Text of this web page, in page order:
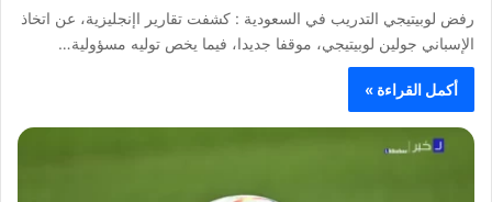
رفض لوبيتيجي التدريب في السعودية : كشفت تقارير اإنجليزية، عن اتخاذ
الإسباني جولين لوبيتيجي، موقفا جديدا، فيما يخص توليه مسؤولية…
أكمل القراءة »